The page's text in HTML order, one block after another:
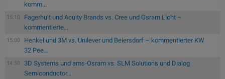
komm...
15:10
Fagerhult und Acuity Brands vs. Cree und Osram Licht –
kommentierte...
15:00
Henkel und 3M vs. Unilever und Beiersdorf – kommentierter KW
32 Pee...
14:50
3D Systems und ams-Osram vs. SLM Solutions und Dialog
Semiconductor...